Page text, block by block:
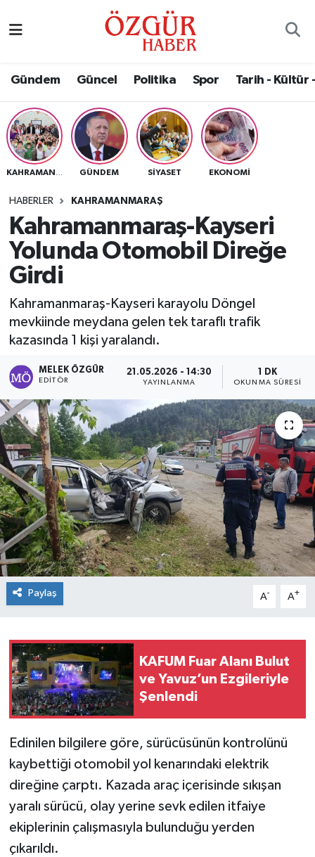
Gündem Güncel Politika Spor Tarih - Kültür
GÜNDEM SIYASET EKONOMI
HABERLER KAHRAMANMARAŞ
Kahramanmaraş-Kayseri
Yolunda Otomobil Direğe
Girdi
Kahramanmaraş-Kayseri karayolu Döngel
mevkiinde meydana gelen tek taraflı trafik
kazasında 1 kişi yaralandı.
MELEK ÖZGÜR
EDITÖR
21.05.2026 - 14:30
YAYINLANMA
1 DK
OKUNMA SÜRESI
Paylaş A- A+
KAFUM Fuar Alanı Bulut
ve Yavuz’un Ezgileriyle
Şenlendi
Edinilen bilgilere göre, sürücüsünün kontrolünü
kaybettiği otomobil yol kenarındaki elektrik
direğine çarptı. Kazada araç içerisinde sıkışan
yaralı sürücü, olay yerine sevk edilen itfaiye
ekiplerinin çalışmasıyla bulunduğu yerden
çıkarıldı.
Eğitim
Ekonomi
Güncel
Gündem
Magazin
Politika
Sağlık
Spor
Tarih - Kültür - Sanat - Turizm
Yaşam
Nöbetçi Eczaneler
Namaz Vakitleri
Trafik Durumu
Süper Lig Puan Durumu ve Fikstür
Tüm Manşetler
Son Dakika Haberleri
Haber Arşivi